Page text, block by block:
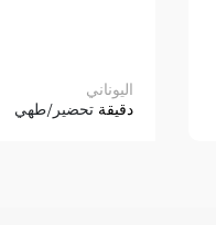
اليوناني
دقيقة تحضير/طهي